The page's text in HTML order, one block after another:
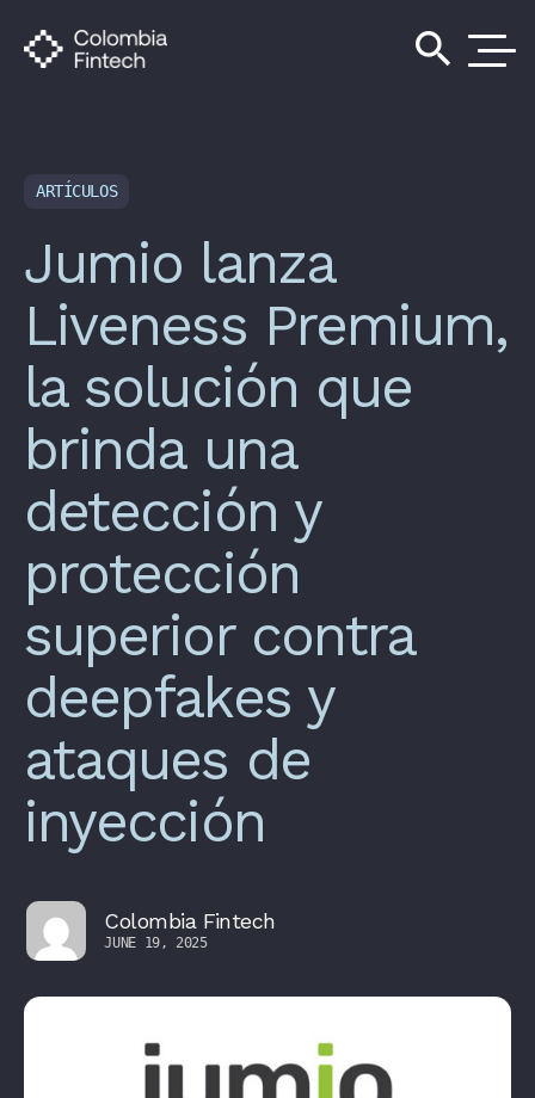
search
ARTÍCULOS
Jumio lanza
Liveness Premium,
la solución que
brinda una
detección y
protección
superior contra
deepfakes y
ataques de
inyección
Colombia Fintech
JUNE 19, 2025